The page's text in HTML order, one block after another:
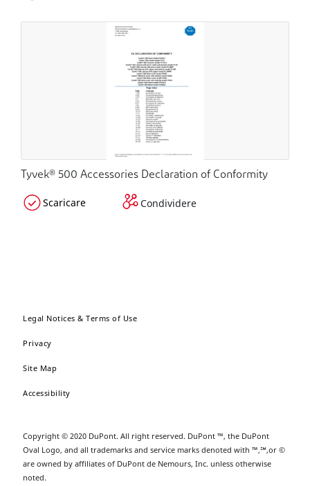
Tyvek® 500 Accessories Declaration of Conformity
Scaricare Condividere
Legal Notices & Terms of Use
Privacy
Site Map
Accessibility
Copyright © 2020 DuPont. All right reserved. DuPont ™, the DuPont
Oval Logo, and all trademarks and service marks denoted with ™,℠,or ©
are owned by affiliates of DuPont de Nemours, Inc. unless otherwise
noted.